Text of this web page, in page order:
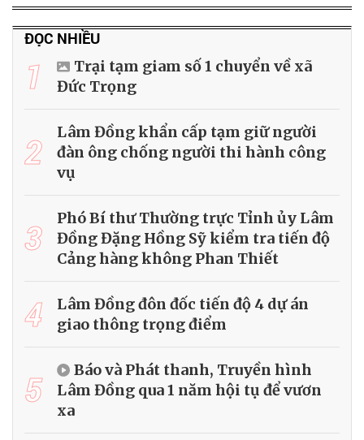
ĐỌC NHIỀU
1
Trại tạm giam số 1 chuyển về xã
Đức Trọng
2
Lâm Đồng khẩn cấp tạm giữ người
đàn ông chống người thi hành công
vụ
3
Phó Bí thư Thường trực Tỉnh ủy Lâm
Đồng Đặng Hồng Sỹ kiểm tra tiến độ
Cảng hàng không Phan Thiết
4
Lâm Đồng đôn đốc tiến độ 4 dự án
giao thông trọng điểm
5
Báo và Phát thanh, Truyền hình
Lâm Đồng qua 1 năm hội tụ để vươn
xa